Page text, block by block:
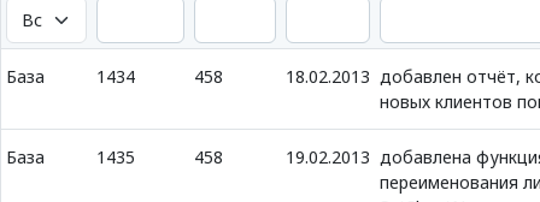
База 1434 458 18.02.2013 добавлен отчёт,
новых клиентов
База 1435 458 19.02.2013 добавлена
переименования